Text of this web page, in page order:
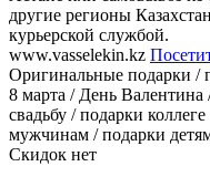
другие регионы
курьерской службой.
www.vasselekin.kz
Оригинальные подарки /
8 марта / День Валентина
свадьбу / подарки
мужчинам / подарки
Скидок нет